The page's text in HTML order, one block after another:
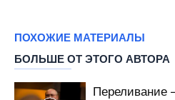
ПОХОЖИЕ МАТЕРИАЛЫ
БОЛЬШЕ ОТ ЭТОГО АВТОРА